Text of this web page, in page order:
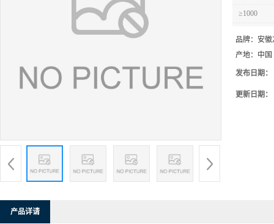
≥1000
品牌： 安徽
产地： 中国
发布日期：
更新日期：
产品详请